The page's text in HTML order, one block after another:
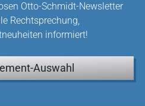
Otto-Schmidt-Newsletter
Rechtsprechung,
informiert!
Auswahl